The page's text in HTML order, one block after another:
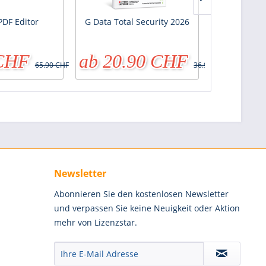
Editor
65.90 CHF
G Data Total Security 2026
ab 20.90 CHF 36.90 CHF
Newsletter
Abonnieren Sie den kostenlosen Newsletter
und verpassen Sie keine Neuigkeit oder Aktion
mehr von Lizenzstar.